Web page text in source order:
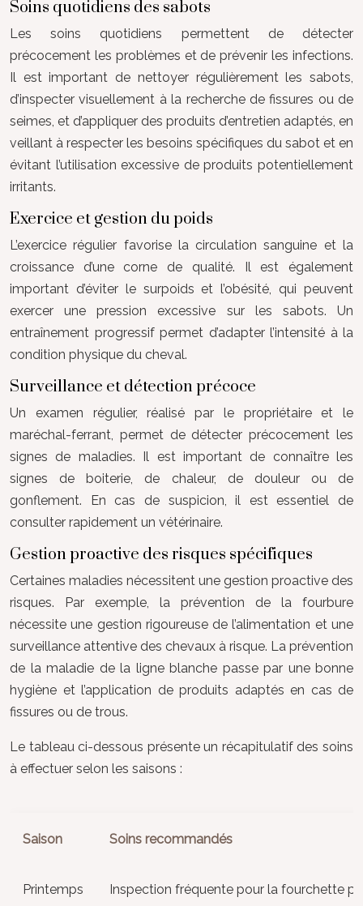
Soins quotidiens des sabots
Les soins quotidiens permettent de détecter
précocement les problèmes et de prévenir les infections.
Il est important de nettoyer régulièrement les sabots,
d’inspecter visuellement à la recherche de fissures ou de
seimes, et d’appliquer des produits d’entretien adaptés, en
veillant à respecter les besoins spécifiques du sabot et en
évitant l’utilisation excessive de produits potentiellement
irritants.
Exercice et gestion du poids
L’exercice régulier favorise la circulation sanguine et la
croissance d’une corne de qualité. Il est également
important d’éviter le surpoids et l’obésité, qui peuvent
exercer une pression excessive sur les sabots. Un
entraînement progressif permet d’adapter l’intensité à la
condition physique du cheval.
Surveillance et détection précoce
Un examen régulier, réalisé par le propriétaire et le
maréchal-ferrant, permet de détecter précocement les
signes de maladies. Il est important de connaître les
signes de boiterie, de chaleur, de douleur ou de
gonflement. En cas de suspicion, il est essentiel de
consulter rapidement un vétérinaire.
Gestion proactive des risques spécifiques
Certaines maladies nécessitent une gestion proactive des
risques. Par exemple, la prévention de la fourbure
nécessite une gestion rigoureuse de l’alimentation et une
surveillance attentive des chevaux à risque. La prévention
de la maladie de la ligne blanche passe par une bonne
hygiène et l’application de produits adaptés en cas de
fissures ou de trous.
Le tableau ci-dessous présente un récapitulatif des soins
à effectuer selon les saisons :
Saison Soins recommandés
Printemps Inspection fréquente pour la fourchette